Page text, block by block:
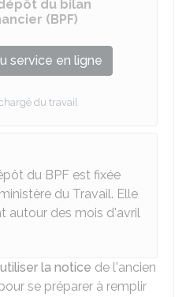
du bilan
(BPF)
service en ligne
du travail
du BPF est fixée
du Travail. Elle
autour des mois d'avril
utiliser la notice de l'ancien
se préparer à remplir